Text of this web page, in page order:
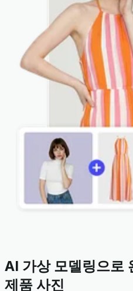
AI 가상 모델링으로
제품 사진